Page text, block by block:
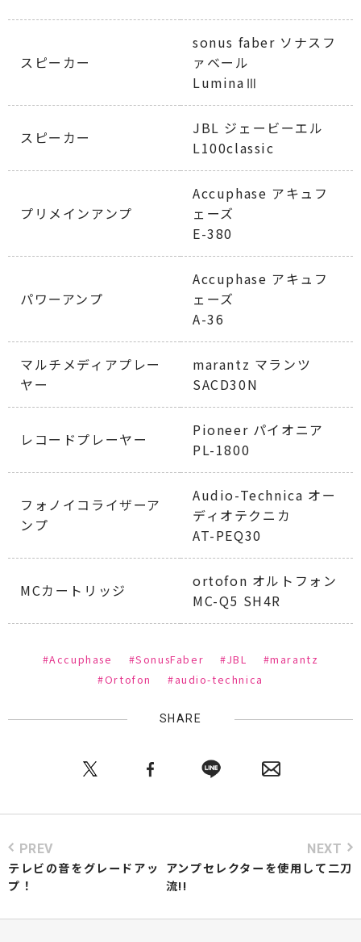
スピーカー
sonus faber ソナスフ
ァベール
LuminaⅢ
スピーカー
JBL ジェービーエル
L100classic
プリメインアンプ
Accuphase アキュフ
ェーズ
E-380
パワーアンプ
Accuphase アキュフ
ェーズ
A-36
マルチメディアプレー
ヤー
marantz マランツ
SACD30N
レコードプレーヤー
Pioneer パイオニア
PL-1800
フォノイコライザーア
ンプ
Audio-Technica オー
ディオテクニカ
AT-PEQ30
MCカートリッジ
ortofon オルトフォン
MC-Q5 SH4R
#Accuphase #SonusFaber #JBL
#marantz
#Ortofon
#audio-technica
SHARE
PREV
テレビの音をグレードアッ
プ！
NEXT
アンプセレクターを使用して二刀
流!!